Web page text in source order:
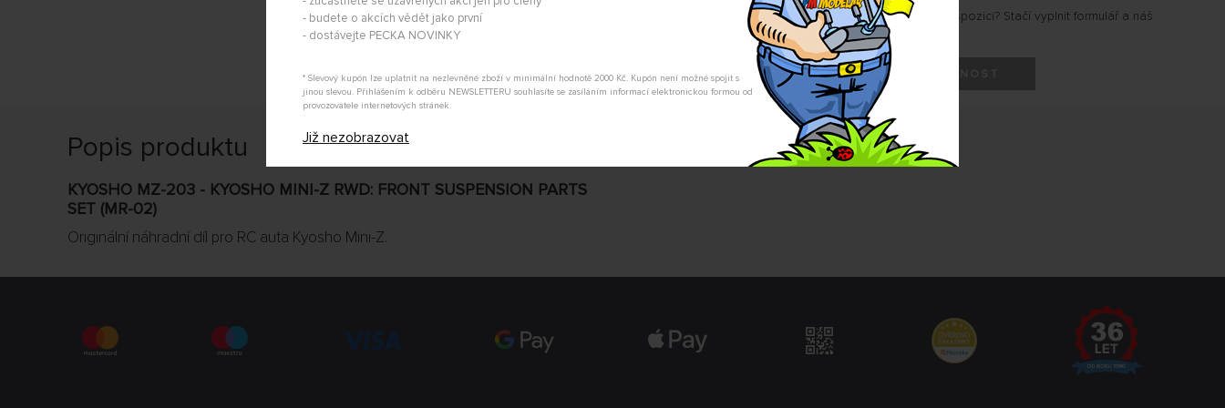
- budete o akcích vědět jako první
- dostávejte PECKA NOVINKY
* Slevový kupón lze uplatnit na nezlevněné zboží v minimální hodnotě 2000 Kč. Kupón není možné spojit s
jinou slevou. Přihlášením k odběru NEWSLETTERU souhlasíte se zasíláním informací elektronickou formou od
provozovatele internetových stránek.
Již nezobrazovat
Chcete dostat upozornění ve chvíli, kdy produkt bude k dispozici? Stačí vyplnit formulář a náš
hlídací pes Vám dá vědět.
POSLAT DOTAZ HLÍDAT DOSTUPNOST
Popis produktu
KYOSHO MZ-203 - KYOSHO MINI-Z RWD: FRONT SUSPENSION PARTS
SET (MR-02)
Originální náhradní díl pro RC auta Kyosho Mini-Z.